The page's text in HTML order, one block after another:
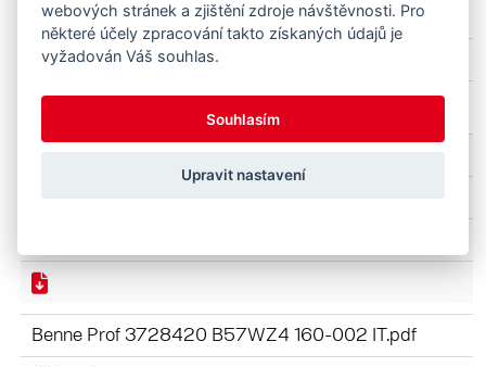
ProfiLine_FS-FZ
IT
Benne Prof 3728420 B57WZ4 160-002 IT.pdf
webových stránek a zjištění zdroje návštěvnosti. Pro
některé účely zpracování takto získaných údajů je
vyžadován Váš souhlas.
Souhlasím
Upravit nastavení